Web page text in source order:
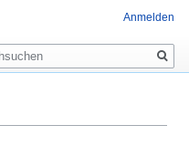
Anmelden